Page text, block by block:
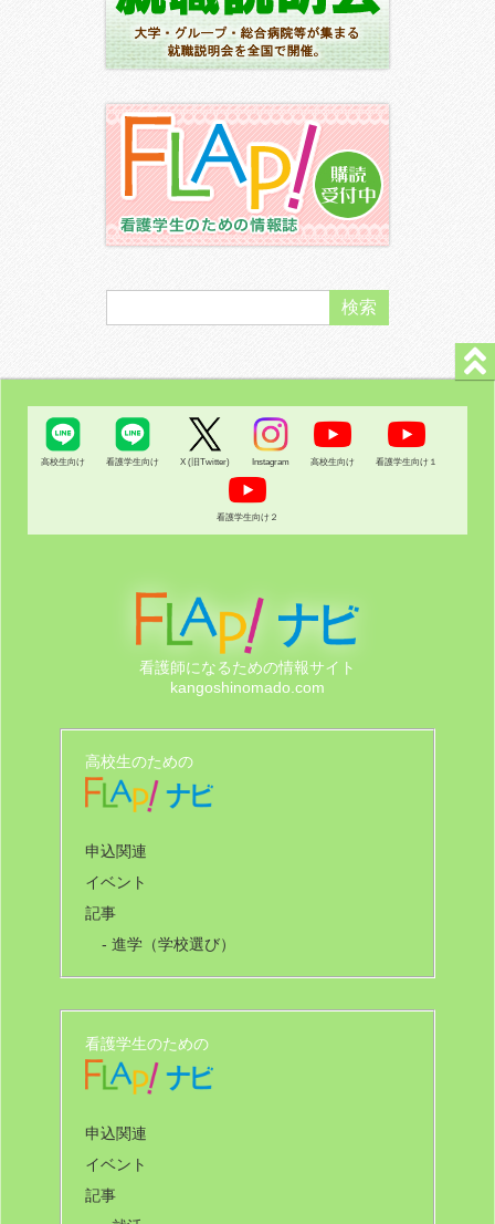
高校生向け 看護学生向け X (旧Twitter) Instagram 高校生向け 看護学生向け１
看護学生向け２
看護師になるための情報サイト
kangoshinomado.com
高校生のための
申込関連
イベント
記事
- 進学（学校選び）
看護学生のための
申込関連
イベント
記事